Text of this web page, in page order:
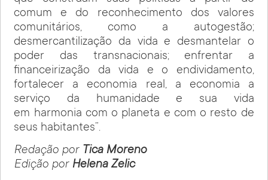
comum e do reconhecimento dos valores
comunitários, como a autogestão;
desmercantilização da vida e desmantelar o
poder das transnacionais; enfrentar a
financeirização da vida e o endividamento,
fortalecer a economia real, a economia a
serviço da humanidade e sua vida
em harmonia com o planeta e com o resto de
seus habitantes”.
Redação por Tica Moreno
Edição por Helena Zelic